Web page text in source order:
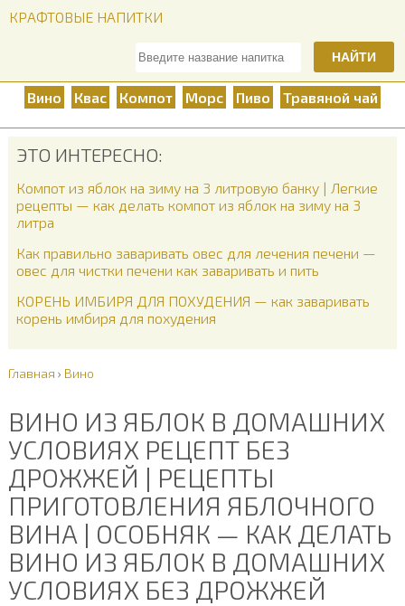
КРАФТОВЫЕ НАПИТКИ
НАЙТИ
Вино Квас Компот Морс Пиво Травяной чай
ЭТО ИНТЕРЕСНО:
Компот из яблок на зиму на 3 литровую банку | Легкие
рецепты — как делать компот из яблок на зиму на 3
литра
Как правильно заваривать овес для лечения печени —
овес для чистки печени как заваривать и пить
КОРЕНЬ ИМБИРЯ ДЛЯ ПОХУДЕНИЯ — как заваривать
корень имбиря для похудения
Главная › Вино
ВИНО ИЗ ЯБЛОК В ДОМАШНИХ
УСЛОВИЯХ РЕЦЕПТ БЕЗ
ДРОЖЖЕЙ | РЕЦЕПТЫ
ПРИГОТОВЛЕНИЯ ЯБЛОЧНОГО
ВИНА | ОСОБНЯК — КАК ДЕЛАТЬ
ВИНО ИЗ ЯБЛОК В ДОМАШНИХ
УСЛОВИЯХ БЕЗ ДРОЖЖЕЙ